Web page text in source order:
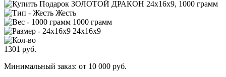
Жесть
1000 грамм
24х16х9
1301 руб.
Минимальный заказ: от 10 000 руб.